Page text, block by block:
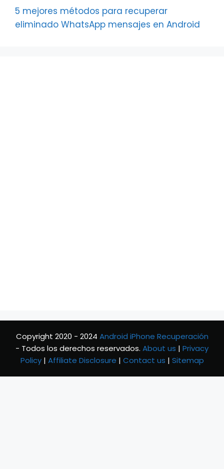
5 mejores métodos para recuperar
eliminado WhatsApp mensajes en Android
Copyright 2020 - 2024 Android iPhone Recuperación
- Todos los derechos reservados. About us | Privacy
Policy | Affiliate Disclosure | Contact us | Sitemap